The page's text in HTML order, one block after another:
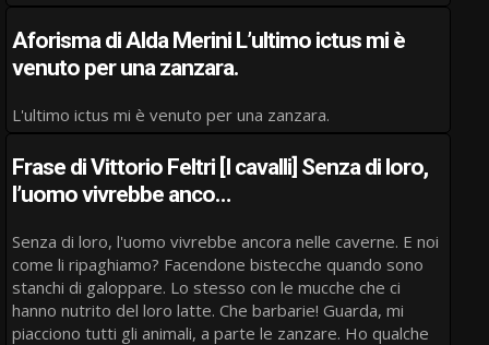
Aforisma di Alda Merini L’ultimo ictus mi è
venuto per una zanzara.
L'ultimo ictus mi è venuto per una zanzara.
Frase di Vittorio Feltri [I cavalli] Senza di loro,
l’uomo vivrebbe anco…
Senza di loro, l'uomo vivrebbe ancora nelle caverne. E noi
come li ripaghiamo? Facendone bistecche quando sono
stanchi di galoppare. Lo stesso con le mucche che ci
hanno nutrito del loro latte. Che barbarie! Guarda, mi
piacciono tutti gli animali, a parte le zanzare. Ho qualche